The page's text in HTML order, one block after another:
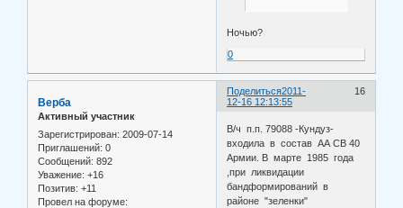
Ночью?
0
Поделиться 16
2011-
12-16 12:13:55
Верба
Активный участник
Зарегистрирован: 2009-07-14
Приглашений: 0
Сообщений: 892
Уважение: +16
Позитив: +11
Провел на форуме:
В/ч п.п. 79088 -Кундуз-
входила в состав АА СВ 40
Армии. В марте 1985 года
,при ликвидации
бандформирований в
районе "зеленки"